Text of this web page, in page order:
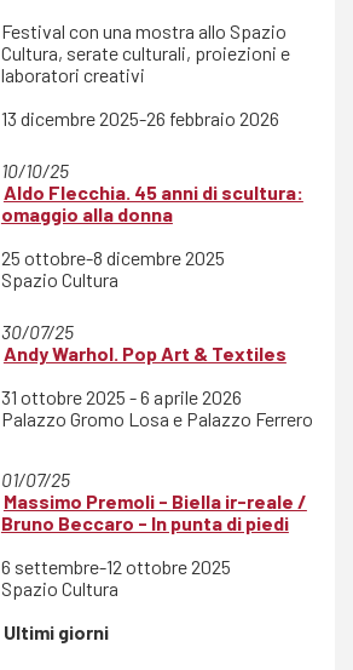
Festival con una mostra allo Spazio
Cultura, serate culturali, proiezioni e
laboratori creativi
13 dicembre 2025-26 febbraio 2026
10/10/25
Aldo Flecchia. 45 anni di scultura:
omaggio alla donna
25 ottobre-8 dicembre 2025
Spazio Cultura
30/07/25
Andy Warhol. Pop Art & Textiles
31 ottobre 2025 - 6 aprile 2026
Palazzo Gromo Losa e Palazzo Ferrero
01/07/25
Massimo Premoli - Biella ir-reale /
Bruno Beccaro - In punta di piedi
6 settembre-12 ottobre 2025
Spazio Cultura
Ultimi giorni